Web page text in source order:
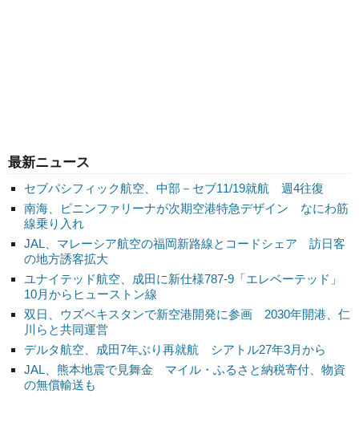
最新ニュース
セブパシフィック航空、中部－セブ11/19就航 週4往復
南海、ピニンファリーナが次期空港特急デザイン なにわ筋
線乗り入れ
JAL、マレーシア航空の福岡新路線とコードシェア 訪日客
の地方誘客拡大
ユナイテッド航空、成田に新仕様787-9「エレベーテッド」
10月からヒューストン線
双日、ウズベキスタンで新空港開発に参画 2030年開港、仁
川らと共同運営
デルタ航空、成田7年ぶり再就航 シアトル27年3月から
JAL、熊本地震で見舞金 マイル・ふるさと納税寄付、物資
の無償輸送も